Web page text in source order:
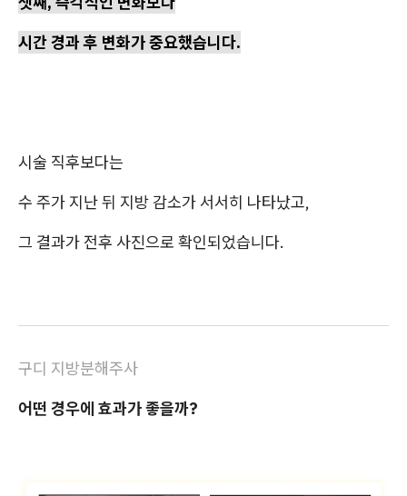
시간 경과 후 변화가 중요했습니다.
시술 직후보다는
수 주가 지난 뒤 지방 감소가 서서히 나타났고,
그 결과가 전후 사진으로 확인되었습니다.
구디 지방분해주사
어떤 경우에 효과가 좋을까?